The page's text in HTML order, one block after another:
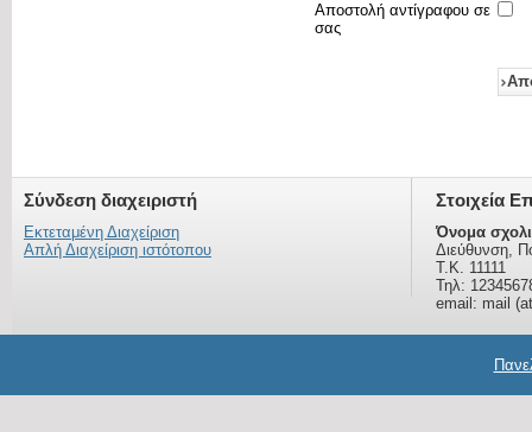
Αποστολή αντίγραφου σε
σας
Σύνδεση διαχειριστή
Εκτεταμένη Διαχείριση
Απλή Διαχείριση ιστότοπου
Στοιχεία
Όνομα
Διεύθυνση,
Τ.Κ. 11111
Τηλ:
email: mail